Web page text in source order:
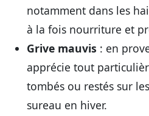
notamment dans les
à la fois nourriture et
Grive mauvis : en
apprécie tout
tombés ou restés sur
sureau en hiver.